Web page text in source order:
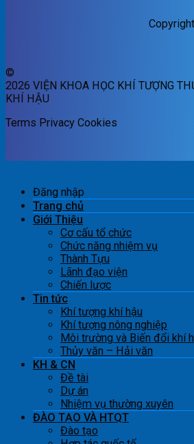
©
2026 VIỆN KHOA HỌC KHÍ TƯỢNG
KHÍ HẬU
Terms Privacy Cookies
Đăng nhập
Trang chủ
Giới Thiệu
Cơ cấu tổ chức
Chức năng nhiệm vụ
Thành Tựu
Lãnh đạo viện
Chiến lược
Tin tức
Khí tượng khí hậu
Khí tượng nông nghiệp
Môi trường và Biến đổi khí
Thủy văn – Hải văn
KH & CN
Đề tài
Dự án
Nhiệm vụ thường xuyên
ĐÀO TẠO VÀ HTQT
Đào tạo